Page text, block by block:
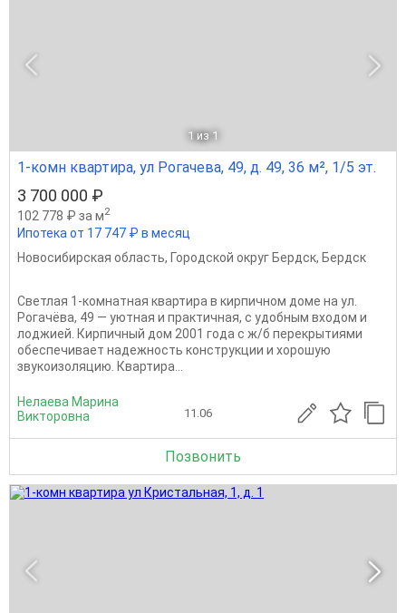
1 из 1
1-комн квартира, ул Рогачева, 49, д. 49, 36 м², 1/5 эт.
3 700 000 ₽
102 778 ₽ за м2
Ипотека от 17 747 ₽ в месяц
Новосибирская область, Городской округ Бердск, Бердск
Светлая 1-комнатная квартира в кирпичном доме на ул.
Рогачёва, 49 — уютная и практичная, с удобным входом и
лоджией. Кирпичный дом 2001 года с ж/б перекрытиями
обеспечивает надежность конструкции и хорошую
звукоизоляцию. Квартира...
Нелаева Марина
Викторовна
11.06
Позвонить